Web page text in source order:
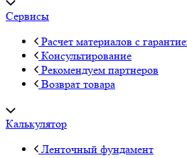
Сервисы
Расчет материалов с
Консультирование
Рекомендуем партнеров
Возврат товара
Калькулятор
Ленточный фундамент